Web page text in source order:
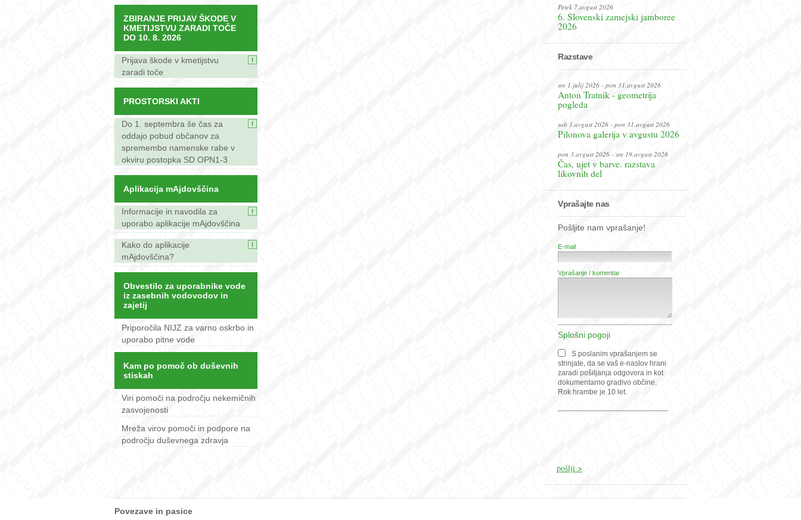
ZBIRANJE PRIJAV ŠKODE V
KMETIJSTVU ZARADI TOČE
DO 10. 8. 2026
Prijava škode v kmetijstvu
zaradi toče
PROSTORSKI AKTI
Do 1. septembra še čas za
oddajo pobud občanov za
spremembo namenske rabe v
okviru postopka SD OPN1-3
Aplikacija mAjdovščina
Informacije in navodila za
uporabo aplikacije mAjdovščina
Kako do aplikacije
mAjdovščina?
Obvestilo za uporabnike vode
iz zasebnih vodovodov in
zajetij
Priporočila NIJZ za varno oskrbo in
uporabo pitne vode
Kam po pomoč ob duševnih
stiskah
Viri pomoči na področju nekemičnih
zasvojenosti
Mreža virov pomoči in podpore na
področju duševnega zdravja
Petek 7.avgust 2026
6. Slovenski zamejski jamboree
2026
Razstave
sre 1.julij 2026 - pon 31.avgust 2026
Anton Tratnik - geometrija
pogleda
sob 1.avgust 2026 - pon 31.avgust 2026
Pilonova galerija v avgustu 2026
pon 3.avgust 2026 - sre 19.avgust 2026
Čas, ujet v barve. razstava
likovnih del
Vprašajte nas
Pošljite nam vprašanje!
E-mail
Vprašanje / komentar
Splošni pogoji
S poslanim vprašanjem se
strinjate, da se vaš e-naslov hrani
zaradi pošiljanja odgovora in kot
dokumentarno gradivo občine.
Rok hrambe je 10 let.
Povezave in pasice